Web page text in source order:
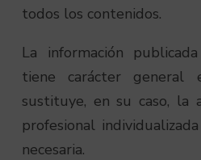
todos los contenidos.
La información
tiene carácter general
sustituye, en su caso, la
profesional
necesaria.